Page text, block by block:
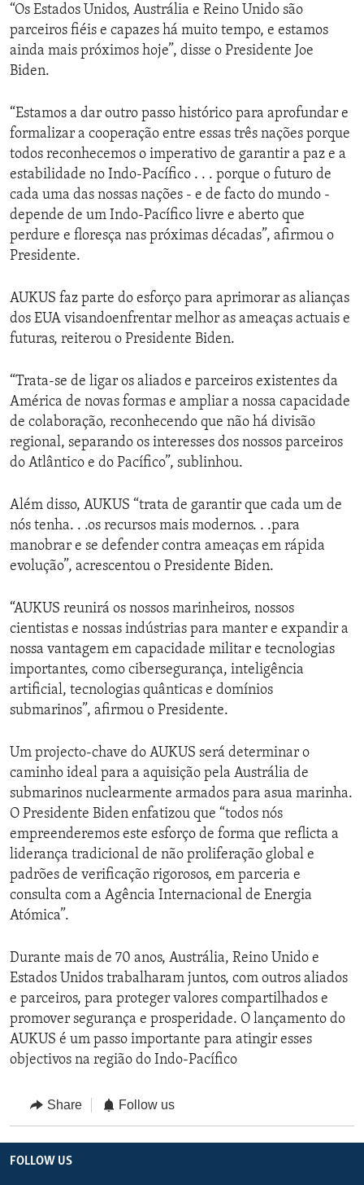
“Os Estados Unidos, Austrália e Reino Unido são
parceiros fiéis e capazes há muito tempo, e estamos
ainda mais próximos hoje”, disse o Presidente Joe
Biden.
“Estamos a dar outro passo histórico para aprofundar e
formalizar a cooperação entre essas três nações porque
todos reconhecemos o imperativo de garantir a paz e a
estabilidade no Indo-Pacífico . . . porque o futuro de
cada uma das nossas nações - e de facto do mundo -
depende de um Indo-Pacífico livre e aberto que
perdure e floresça nas próximas décadas”, afirmou o
Presidente.
AUKUS faz parte do esforço para aprimorar as alianças
dos EUA visandoenfrentar melhor as ameaças actuais e
futuras, reiterou o Presidente Biden.
“Trata-se de ligar os aliados e parceiros existentes da
América de novas formas e ampliar a nossa capacidade
de colaboração, reconhecendo que não há divisão
regional, separando os interesses dos nossos parceiros
do Atlântico e do Pacífico”, sublinhou.
Além disso, AUKUS “trata de garantir que cada um de
nós tenha. . .os recursos mais modernos. . .para
manobrar e se defender contra ameaças em rápida
evolução”, acrescentou o Presidente Biden.
“AUKUS reunirá os nossos marinheiros, nossos
cientistas e nossas indústrias para manter e expandir a
nossa vantagem em capacidade militar e tecnologias
importantes, como cibersegurança, inteligência
artificial, tecnologias quânticas e domínios
submarinos”, afirmou o Presidente.
Um projecto-chave do AUKUS será determinar o
caminho ideal para a aquisição pela Austrália de
submarinos nuclearmente armados para asua marinha.
O Presidente Biden enfatizou que “todos nós
empreenderemos este esforço de forma que reflicta a
liderança tradicional de não proliferação global e
padrões de verificação rigorosos, em parceria e
consulta com a Agência Internacional de Energia
Atómica”.
Durante mais de 70 anos, Austrália, Reino Unido e
Estados Unidos trabalharam juntos, com outros aliados
e parceiros, para proteger valores compartilhados e
promover segurança e prosperidade. O lançamento do
AUKUS é um passo importante para atingir esses
objectivos na região do Indo-Pacífico
Share Follow us
FOLLOW US